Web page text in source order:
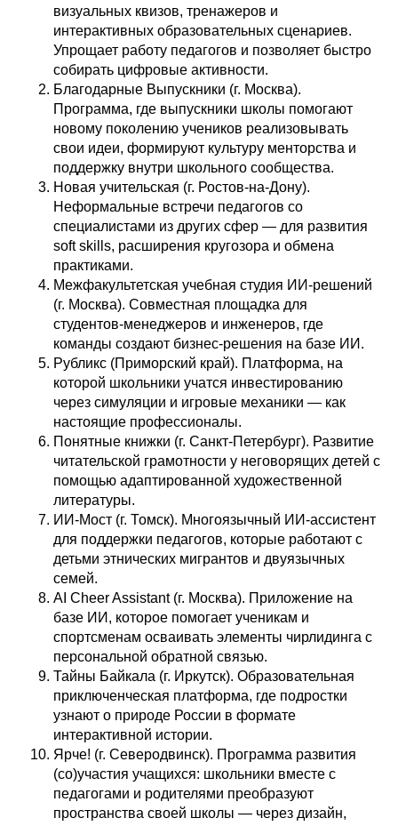
визуальных квизов, тренажеров и
интерактивных образовательных сценариев.
Упрощает работу педагогов и позволяет быстро
собирать цифровые активности.
Благодарные Выпускники (г. Москва).
Программа, где выпускники школы помогают
новому поколению учеников реализовывать
свои идеи, формируют культуру менторства и
поддержку внутри школьного сообщества.
Новая учительская (г. Ростов-на-Дону).
Неформальные встречи педагогов со
специалистами из других сфер — для развития
soft skills, расширения кругозора и обмена
практиками.
Межфакультетская учебная студия ИИ-решений
(г. Москва). Совместная площадка для
студентов-менеджеров и инженеров, где
команды создают бизнес-решения на базе ИИ.
Рубликс (Приморский край). Платформа, на
которой школьники учатся инвестированию
через симуляции и игровые механики — как
настоящие профессионалы.
Понятные книжки (г. Санкт-Петербург). Развитие
читательской грамотности у неговорящих детей с
помощью адаптированной художественной
литературы.
ИИ-Мост (г. Томск). Многоязычный ИИ-ассистент
для поддержки педагогов, которые работают с
детьми этнических мигрантов и двуязычных
семей.
AI Cheer Assistant (г. Москва). Приложение на
базе ИИ, которое помогает ученикам и
спортсменам осваивать элементы чирлидинга с
персональной обратной связью.
Тайны Байкала (г. Иркутск). Образовательная
приключенческая платформа, где подростки
узнают о природе России в формате
интерактивной истории.
Ярче! (г. Северодвинск). Программа развития
(со)участия учащихся: школьники вместе с
педагогами и родителями преобразуют
пространства своей школы — через дизайн,